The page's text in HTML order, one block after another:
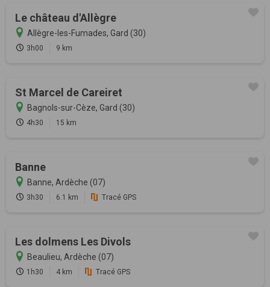
Le château d'Allègre
Allègre-les-Fumades, Gard (30)
3h00 9 km
St Marcel de Careiret
Bagnols-sur-Cèze, Gard (30)
4h30 15 km
Banne
Banne, Ardèche (07)
3h30 6.1 km Tracé GPS
Les dolmens Les Divols
Beaulieu, Ardèche (07)
1h30 4 km Tracé GPS